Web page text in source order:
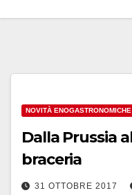
NOVITÀ ENOGASTRONOMICHE
Dalla Prussia
braceria
31 OTTOBRE 2017